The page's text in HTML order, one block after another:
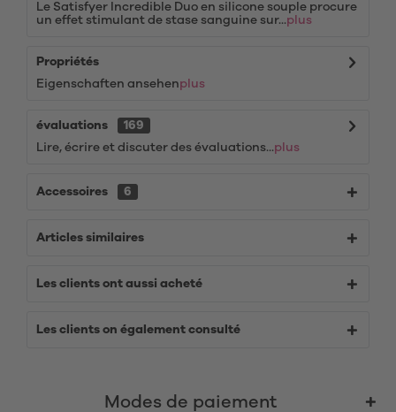
Le Satisfyer Incredible Duo en silicone souple procure
un effet stimulant de stase sanguine sur...plus
Propriétés
Eigenschaften ansehenplus
évaluations
169
Lire, écrire et discuter des évaluations...plus
Accessoires 6
Articles similaires
Les clients ont aussi acheté
Les clients on également consulté
Modes de paiement